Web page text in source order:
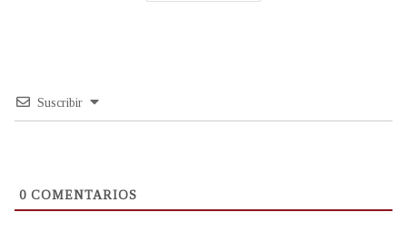
Suscribir
0 COMENTARIOS